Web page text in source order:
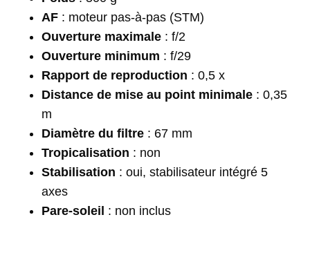
AF : moteur pas-à-pas (STM)
Ouverture maximale : f/2
Ouverture minimum : f/29
Rapport de reproduction : 0,5 x
Distance de mise au point minimale : 0,35
m
Diamètre du filtre : 67 mm
Tropicalisation : non
Stabilisation : oui, stabilisateur intégré 5
axes
Pare-soleil : non inclus